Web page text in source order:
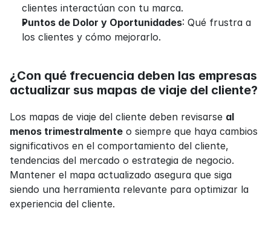
clientes interactúan con tu marca.
Puntos de Dolor y Oportunidades: Qué frustra a
los clientes y cómo mejorarlo.
¿Con qué frecuencia deben las empresas
actualizar sus mapas de viaje del cliente?
Los mapas de viaje del cliente deben revisarse al
menos trimestralmente o siempre que haya cambios
significativos en el comportamiento del cliente,
tendencias del mercado o estrategia de negocio.
Mantener el mapa actualizado asegura que siga
siendo una herramienta relevante para optimizar la
experiencia del cliente.